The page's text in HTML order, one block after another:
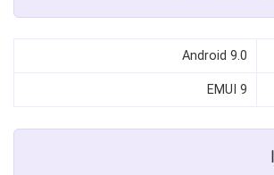
Android 9.0
EMUI 9